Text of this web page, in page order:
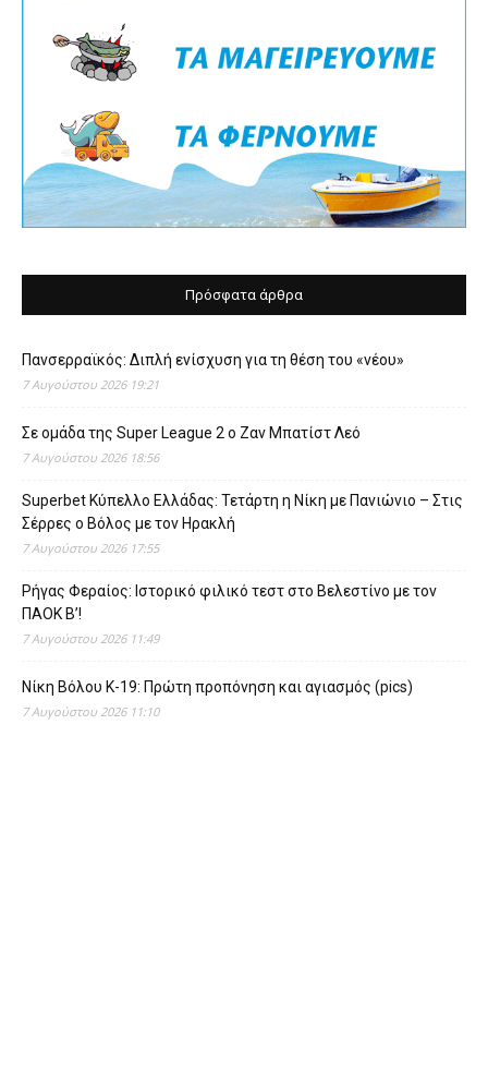
Πρόσφατα άρθρα
Πανσερραϊκός: Διπλή ενίσχυση για τη θέση του «νέου»
7 Αυγούστου 2026 19:21
Σε ομάδα της Super League 2 o Ζαν Μπατίστ Λεό
7 Αυγούστου 2026 18:56
Superbet Κύπελλο Ελλάδας: Τετάρτη η Νίκη με Πανιώνιο – Στις
Σέρρες ο Βόλος με τον Ηρακλή
7 Αυγούστου 2026 17:55
Ρήγας Φεραίος: Ιστορικό φιλικό τεστ στο Βελεστίνο με τον
ΠΑΟΚ Β’!
7 Αυγούστου 2026 11:49
Νίκη Βόλου Κ-19: Πρώτη προπόνηση και αγιασμός (pics)
7 Αυγούστου 2026 11:10